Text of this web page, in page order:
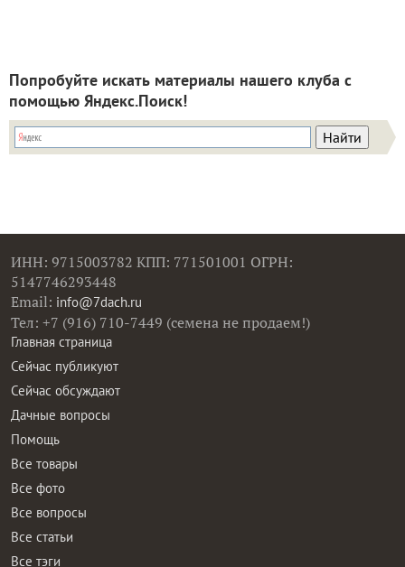
Попробуйте искать материалы нашего клуба с
помощью Яндекс.Поиск!
ИНН: 9715003782 КПП: 771501001 ОГРН:
5147746293448
Email: info@7dach.ru
Тел: +7 (916) 710-7449 (семена не продаем!)
Главная страница
Сейчас публикуют
Сейчас обсуждают
Дачные вопросы
Помощь
Все товары
Все фото
Все вопросы
Все статьи
Все тэги